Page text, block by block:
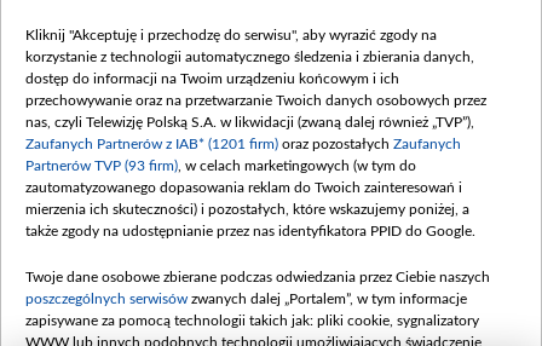
Procedura zgłoszeń wewnętrznych
Kliknij "Akceptuję i przechodzę do serwisu", aby wyrazić zgody na
korzystanie z technologii automatycznego śledzenia i zbierania danych,
dostęp do informacji na Twoim urządzeniu końcowym i ich
przechowywanie oraz na przetwarzanie Twoich danych osobowych przez
nas, czyli Telewizję Polską S.A. w likwidacji (zwaną dalej również „TVP”),
Zaufanych Partnerów z IAB* (1201 firm) oraz pozostałych Zaufanych
Partnerów TVP (93 firm) , w celach marketingowych (w tym do
zautomatyzowanego dopasowania reklam do Twoich zainteresowań i
mierzenia ich skuteczności) i pozostałych, które wskazujemy poniżej, a
także zgody na udostępnianie przez nas identyfikatora PPID do Google.
Twoje dane osobowe zbierane podczas odwiedzania przez Ciebie naszych
poszczególnych serwisów zwanych dalej „Portalem”, w tym informacje
zapisywane za pomocą technologii takich jak: pliki cookie, sygnalizatory
WWW lub innych podobnych technologii umożliwiających świadczenie